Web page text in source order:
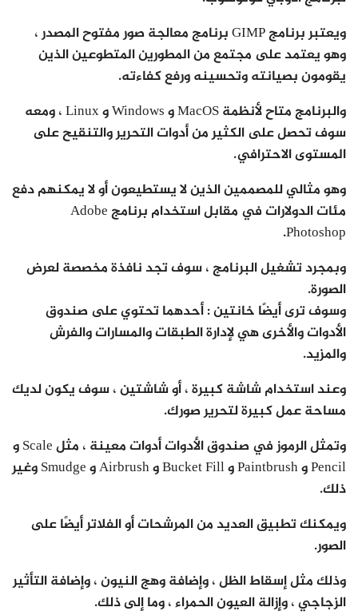
ويعتبر برنامج GIMP برنامج معالجة صور مفتوح المصدر ،
وهو يعتمد على مجتمع من المطورين المتطوعين الذين
يقومون بصيانته وتحسينه ورفع كفاءته.
والبرنامج متاح لأنظمة MacOS و Windows و Linux ، ومعه
سوف تحصل على الكثير من أدوات التحرير والتنقيح على
المستوى الاحترافي.
وهو مثالي للمصممين الذين لا يستطيعون أو لا يمكنهم دفع
مئات الدولارات في مقابل استخدام برنامج Adobe
Photoshop.
وبمجرد تشغيل البرنامج ، سوف تجد نافذة مخصصة لعرض
الصورة.
وسوف ترى أيضًا خانتين : أحدهما تحتوي على صندوق
الأدوات والأخرى هي لإدارة الطبقات والمسارات والفرش
والمزيد.
وعند استخدام شاشة كبيرة ، أو شاشتين ، سوف يكون لديك
مساحة عمل كبيرة لتحرير صورك.
وتمثل الرموز في صندوق الأدوات أدوات معينة ، مثل Scale و
Pencil و Paintbrush و Bucket Fill و Airbrush و Smudge وغير
ذلك.
ويمكنك تطبيق العديد من المرشحات أو الفلاتر أيضًا على
الصور.
وذلك مثل إسقاط الظل ، وإضافة وهج النيون ، وإضافة التأثير
الزجاجي ، وإزالة العيون الحمراء ، وما إلى ذلك.